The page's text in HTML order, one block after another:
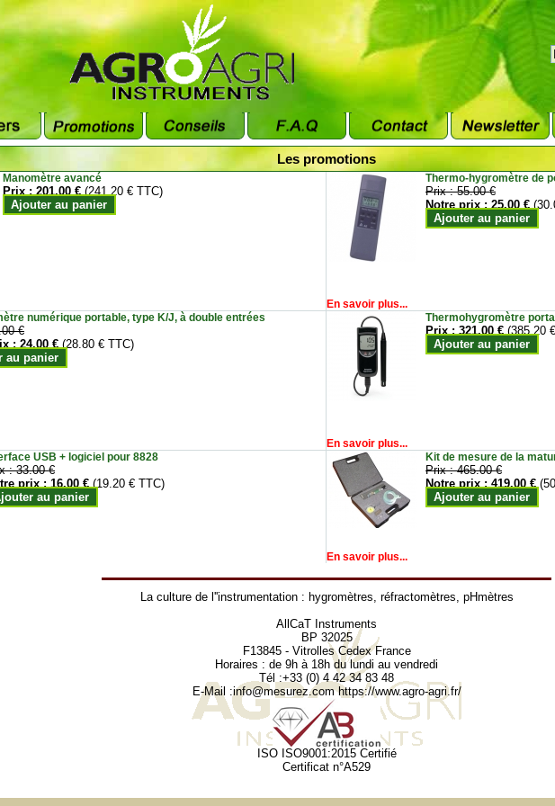
Les promotions
Manomètre avancé
Prix :201.00 € (241.20 € TTC)
Ajouter au panier
Thermo-hygromètre de
Prix :55.00 €
Notre prix :25.00 €
Ajouter au panier
En savoir plus...
numérique portable, type K/J, à double entrées
€
:24.00 € (28.80 € TTC)
au panier
Thermohygromètre
Prix :321.00 € (385.20
Ajouter au panier
En savoir plus...
USB + logiciel pour 8828
:33.00 €
prix :16.00 € (19.20 € TTC)
au panier
Kit de mesure de la
Prix :465.00 €
Notre prix :419.00 €
Ajouter au panier
En savoir plus...
La culture de l''instrumentation : hygromètres, réfractomètres, pHmètres
AllCaT Instruments
BP 32025
F13845 - Vitrolles Cedex France
Horaires : de 9h à 18h du lundi au vendredi
Tél :+33 (0) 4 42 34 83 48
E-Mail :info@mesurez.com https://www.agro-agri.fr/
ISO ISO9001:2015 Certifié
Certificat n°A529